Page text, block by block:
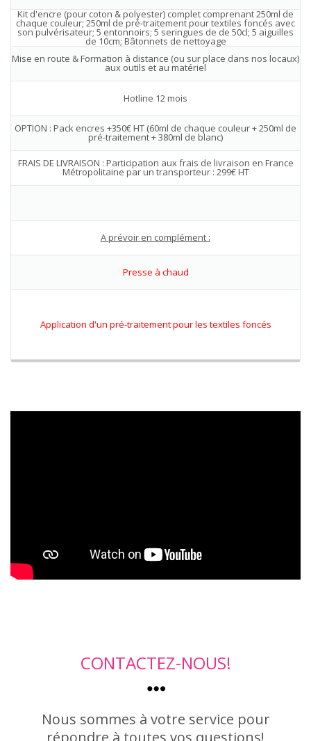
Kit d'encre (pour coton & polyester) complet comprenant 250ml de
chaque couleur; 250ml de pré-traitement pour textiles foncés avec
son pulvérisateur; 5 entonnoirs; 5 seringues de de 50cl; 5 aiguilles
de 10cm; Bâtonnets de nettoyage
Mise en route & Formation à distance (ou sur place dans nos locaux)
aux outils et au matériel
Hotline 12 mois
OPTION : Pack encres +350€ HT (60ml de chaque couleur + 250ml de
pré-traitement + 380ml de blanc)
FRAIS DE LIVRAISON : Participation aux frais de livraison en France
Métropolitaine par un transporteur : 299€ HT
A prévoir en complément :
Presse à chaud
Application d'un pré-traitement pour les textiles foncés
CONTACTEZ-NOUS!
Nous sommes à votre service pour
répondre à toutes vos questions!